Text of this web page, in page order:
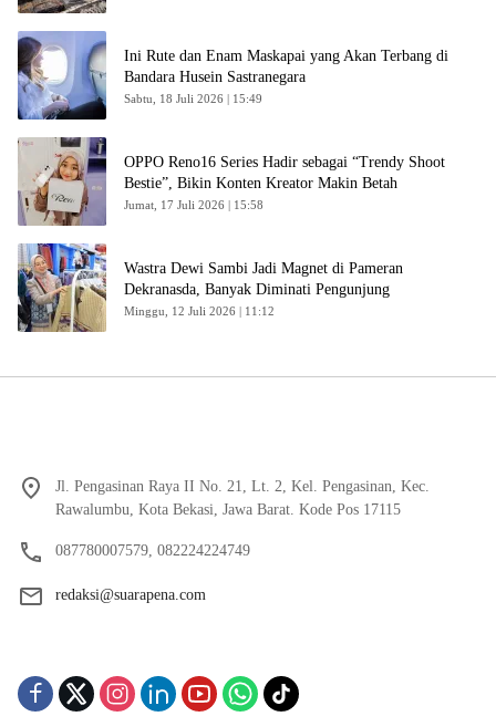
Ini Rute dan Enam Maskapai yang Akan Terbang di
Bandara Husein Sastranegara
Sabtu, 18 Juli 2026 | 15:49
OPPO Reno16 Series Hadir sebagai “Trendy Shoot
Bestie”, Bikin Konten Kreator Makin Betah
Jumat, 17 Juli 2026 | 15:58
Wastra Dewi Sambi Jadi Magnet di Pameran
Dekranasda, Banyak Diminati Pengunjung
Minggu, 12 Juli 2026 | 11:12
Jl. Pengasinan Raya II No. 21, Lt. 2, Kel. Pengasinan, Kec.
Rawalumbu, Kota Bekasi, Jawa Barat. Kode Pos 17115
087780007579, 082224224749
redaksi@suarapena.com